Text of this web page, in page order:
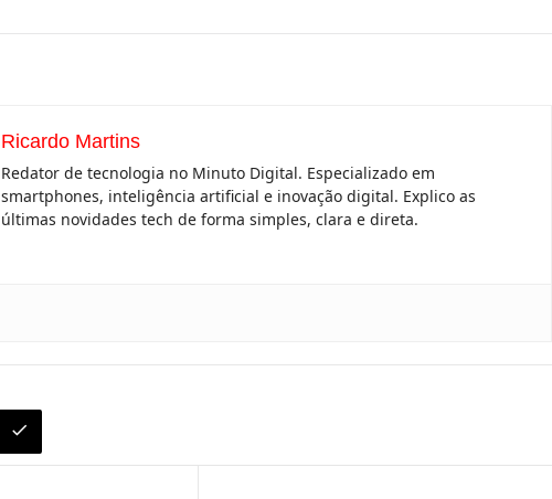
Ricardo Martins
Redator de tecnologia no Minuto Digital. Especializado em
smartphones, inteligência artificial e inovação digital. Explico as
últimas novidades tech de forma simples, clara e direta.